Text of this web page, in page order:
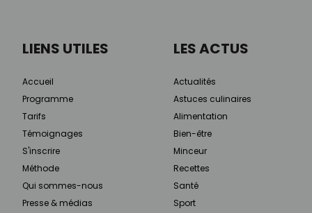
LIENS UTILES
Accueil
Programme
Tarifs
Témoignages
S'inscrire
Méthode
Qui sommes-nous
Presse & médias
LES ACTUS
Actualités
Astuces culinaires
Alimentation
Bien-être
Minceur
Recettes
Santé
Sport